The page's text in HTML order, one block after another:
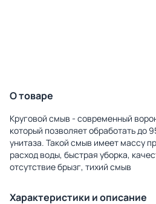
О товаре
Круговой смыв - современный
который позволяет обработать до
унитаза. Такой смыв имеет массу
расход воды, быстрая уборка,
отсутствие брызг, тихий смыв
Характеристики и описание